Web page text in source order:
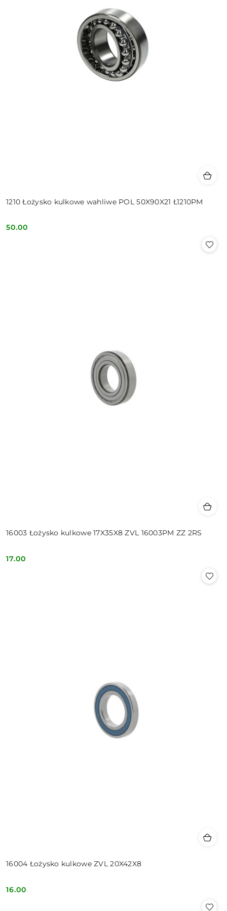
1210 Łożysko kulkowe wahliwe POL 50X90X21 Ł1210PM
Cena:
50.00
16003 Łożysko kulkowe 17X35X8 ZVL 16003PM ZZ 2RS
Cena:
17.00
16004 Łożysko kulkowe ZVL 20X42X8
Cena:
16.00